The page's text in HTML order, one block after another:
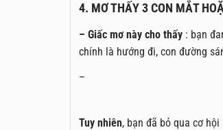
4. MƠ THẤY 3 CON MẮT
– Giấc mơ này cho thấy : bạn
chính là hướng đi, con đường
–
Tuy nhiên, bạn đã bỏ qua cơ